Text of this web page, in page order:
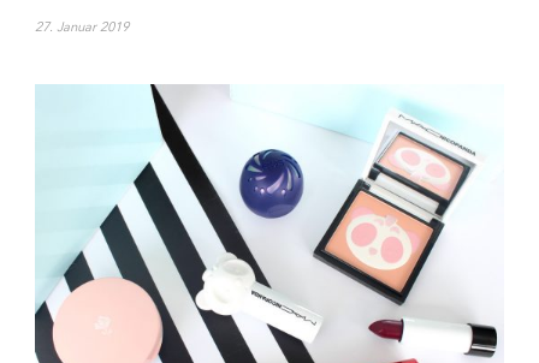
27. Januar 2019